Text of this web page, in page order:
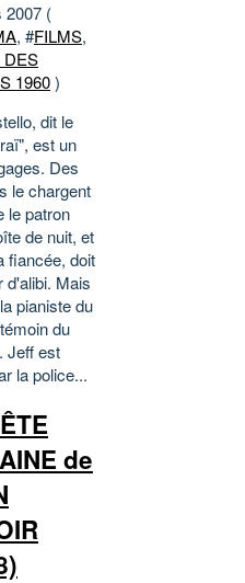
2007 (
, #FILMS,
DES
1960)
dit le
est un
Des
le chargent
le patron
de nuit, et
fiancée, doit
d'alibi. Mais
pianiste du
du
Jeff est
la police...
de